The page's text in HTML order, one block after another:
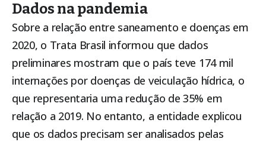
Dados na pandemia
Sobre a relação entre saneamento e doenças em
2020, o Trata Brasil informou que dados
preliminares mostram que o país teve 174 mil
internações por doenças de veiculação hídrica, o
que representaria uma redução de 35% em
relação a 2019. No entanto, a entidade explicou
que os dados precisam ser analisados pelas